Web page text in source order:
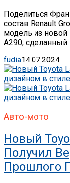
Поделиться
состав Renault
модель из новой
A290, сделанный
fudia14.07.2024
Авто-мото
Новый
Получил
Прошлого